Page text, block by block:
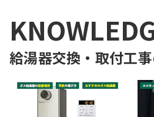
給湯器交換・取付工事